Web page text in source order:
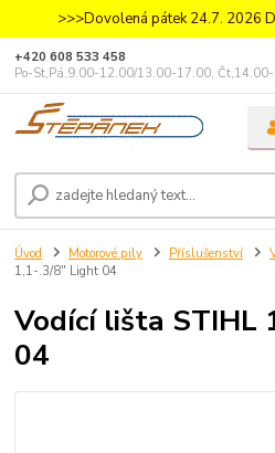
>>>Dovolená pátek 24.7. 2026
+420 608 533 458
Po-St,Pá,9.00-12.00/13.00-17.00, Čt,14.00-
Úvod Motorové pily Příslušenství
1,1-.3/8" Light 04
Vodící lišta STIHL
04